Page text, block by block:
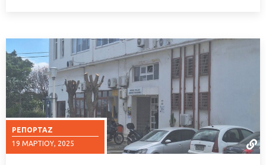
ΡΕΠΟΡΤΆΖ
19 ΜΑΡΤΊΟΥ, 2025